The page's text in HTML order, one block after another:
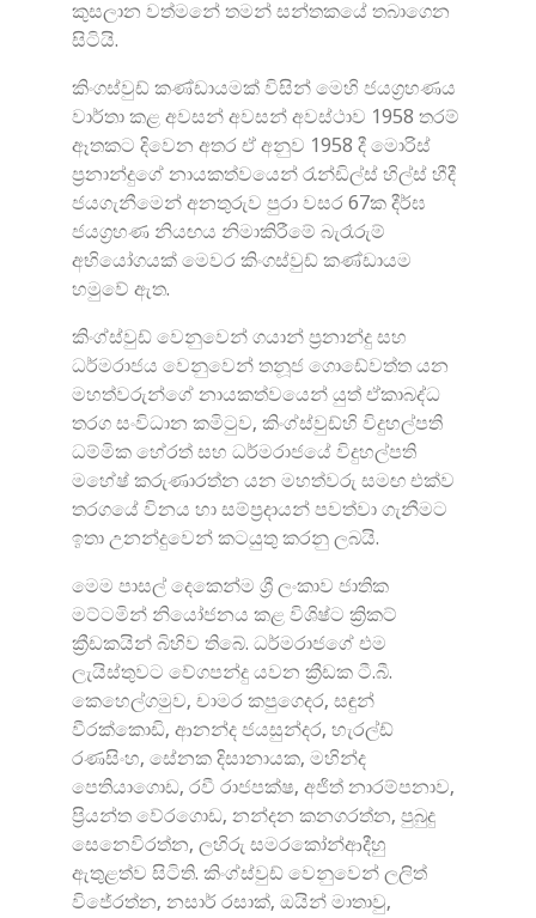
කුසලාන වත්මනේ තමන් සන්තකයේ තබාගෙන
සිටියි.
කිංගස්වුඩ් කණ්ඩායමක් විසින් මෙහි ජයග්‍රහණය
වාර්තා කළ අවසන් අවසන් අවස්ථාව 1958 තරම්
ඈතකට දිවෙන අතර ඒ අනුව 1958 දී මොරිස්
ප්‍රනාන්දුගේ නායකත්වයෙන් රැන්ඩිල්ස් හිල්ස් හීදී
ජයගැනීමෙන් අනතුරුව පුරා වසර 67ක දීර්ඝ
ජයග්‍රහණ නියඟය නිමාකිරීමේ බැරෑරුම්
අභියෝගයක් මෙවර කිංගස්වුඩ් කණ්ඩායම
හමුවේ ඇත.
කිංග්ස්වුඩ් වෙනුවෙන් ගයාන් ප්‍රනාන්දු සහ
ධර්මරාජය වෙනුවෙන් තනූජ ගොඩේවත්ත යන
මහත්වරුන්ගේ නායකත්වයෙන් යුත් ඒකාබද්ධ
තරග සංවිධාන කමිටුව, කිංග්ස්වුඩ්හි විදුහල්පති
ධම්මික හේරත් සහ ධර්මරාජයේ විදුහල්පති
මහේෂ් කරුණාරත්න යන මහත්වරු සමඟ එක්ව
තරගයේ විනය හා සම්ප්‍රදායන් පවත්වා ගැනීමට
ඉතා උනන්දුවෙන් කටයුතු කරනු ලබයි.
මෙම පාසල් දෙකෙන්ම ශ්‍රී ලංකාව ජාතික
මට්ටමින් නියෝජනය කළ විශිෂ්ට ක්‍රිකට්
ක්‍රීඩකයින් බිහිව තිබේ. ධර්මරාජගේ එම
ලැයිස්තුවට වේගපන්දු යවන ක්‍රීඩක ටී.බී.
කෙහෙල්ගමුව, චාමර කපුගෙදර, සඳුන්
වීරක්කොඩි, ආනන්ද ජයසුන්දර, හැරල්ඩ්
රණසිංහ, සේනක දිසානායක, මහින්ද
පෙතියාගොඩ, රවී රාජපක්ෂ, අජිත් නාරම්පනාව,
ප්‍රියන්ත වේරගොඩ, නන්දන කනගරත්න, පුබුදු
සෙනෙවිරත්න, ලහිරු සමරකෝන්ආදීහු
ඇතුළත්ව සිටිති. කිංග්ස්වුඩ් වෙනුවෙන් ලලිත්
විජේරත්න, නසාර් රසාක්, ඔයින් මාතාවු,